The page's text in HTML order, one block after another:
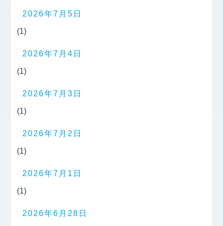
2026年7月5日
(1)
2026年7月4日
(1)
2026年7月3日
(1)
2026年7月2日
(1)
2026年7月1日
(1)
2026年6月28日